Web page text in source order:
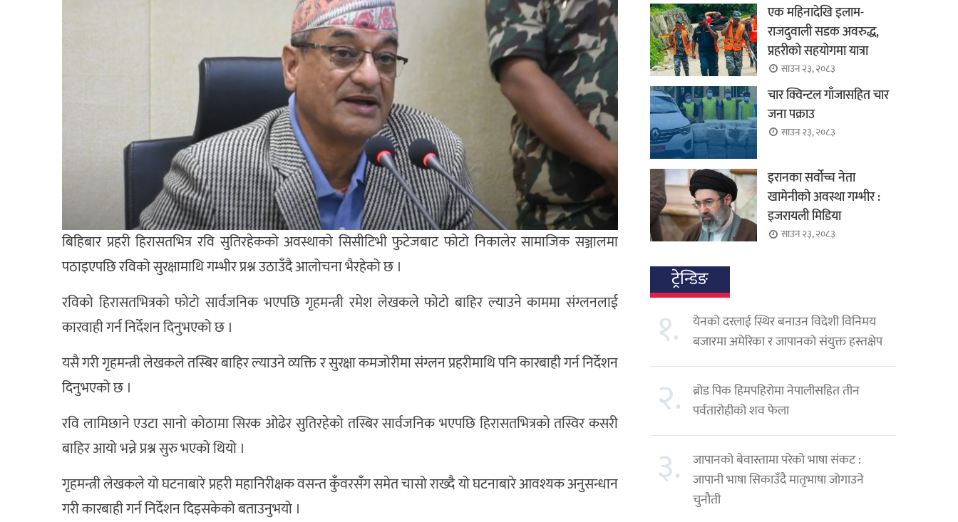
बिहिबार प्रहरी हिरासतभित्र रवि सुतिरहेकको अवस्थाको सिसीटिभी फुटेजबाट फोटो निकालेर सामाजिक सञ्जालमा
पठाइएपछि रविको सुरक्षामाथि गम्भीर प्रश्न उठाउँदै आलोचना भैरहेको छ ।
रविको हिरासतभित्रको फोटो सार्वजनिक भएपछि गृहमन्त्री रमेश लेखकले फोटो बाहिर ल्याउने काममा संग्लनलाई
कारवाही गर्न निर्देशन दिनुभएको छ ।
यसै गरी गृहमन्त्री लेखकले तस्बिर बाहिर ल्याउने व्यक्ति र सुरक्षा कमजोरीमा संग्लन प्रहरीमाथि पनि कारबाही गर्न निर्देशन
दिनुभएको छ ।
रवि लामिछाने एउटा सानो कोठामा सिरक ओढेर सुतिरहेको तस्बिर सार्वजनिक भएपछि हिरासतभित्रको तस्विर कसरी
बाहिर आयो भन्ने प्रश्न सुरु भएको थियो ।
गृहमन्त्री लेखकले यो घटनाबारे प्रहरी महानिरीक्षक वसन्त कुँवरसँग समेत चासो राख्दै यो घटनाबारे आवश्यक अनुसन्धान
गरी कारबाही गर्न निर्देशन दिइसकेको बताउनुभयो ।
एक महिनादेखि इलाम-
राजदुवाली सडक अवरुद्ध,
प्रहरीको सहयोगमा यात्रा
साउन २३, २०८३
चार क्विन्टल गाँजासहित चार
जना पक्राउ
साउन २३, २०८३
इरानका सर्वोच्च नेता
खामेनीको अवस्था गम्भीर :
इजरायली मिडिया
साउन २३, २०८३
ट्रेन्डिङ
१.
येनको दरलाई स्थिर बनाउन विदेशी विनिमय
बजारमा अमेरिका र जापानको संयुक्त हस्तक्षेप
२.
ब्रोड पिक हिमपहिरोमा नेपालीसहित तीन
पर्वतारोहीको शव फेला
३.
जापानको बेवास्तामा परेको भाषा संकट :
जापानी भाषा सिकाउँदै मातृभाषा जोगाउने
चुनौती